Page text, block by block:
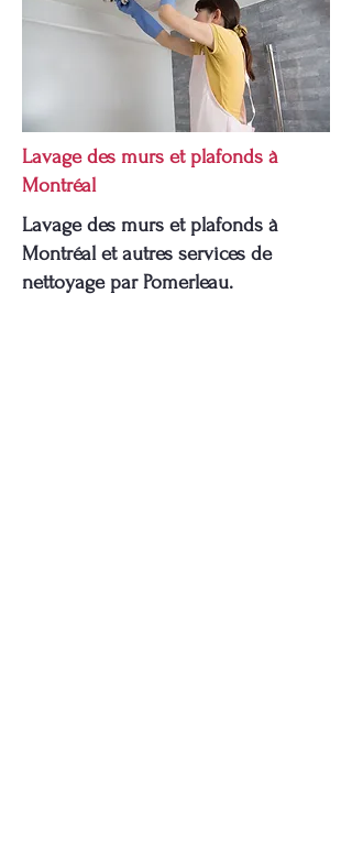
Lavage des murs et plafonds à
Montréal
Lavage des murs et plafonds à
Montréal et autres services de
nettoyage par Pomerleau.